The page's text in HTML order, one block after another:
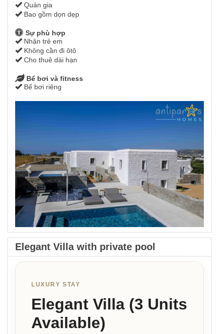
Quản gia
Bao gồm dọn dẹp
Sự phù hợp
Nhận trẻ em
Không cần đi ôtô
Cho thuê dài hạn
Bể bơi và fitness
Bể bơi riêng
Next
Elegant Villa with private pool
LUXURY STAY
Elegant Villa (3 Units
Available)